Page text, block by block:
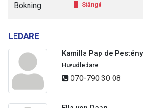
LEDARE
Kamilla Pap de Pestény
Huvudledare
070-790 30 08
Bokning Stängd